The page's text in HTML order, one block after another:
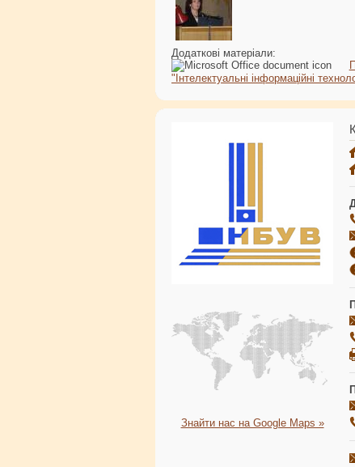
Додаткові матеріали:
"Інтелектуальні інформаційні
Знайти нас на Google Maps »